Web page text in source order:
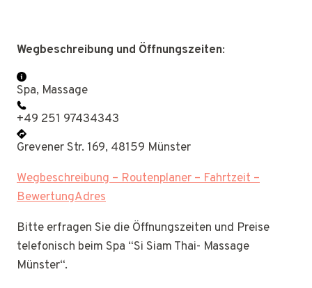
Wegbeschreibung und Öffnungszeiten:
Spa, Massage
+49 251 97434343
Grevener Str. 169, 48159 Münster
Wegbeschreibung – Routenplaner – Fahrtzeit –
BewertungAdres
Bitte erfragen Sie die Öffnungszeiten und Preise
telefonisch beim Spa “Si Siam Thai- Massage
Münster“.